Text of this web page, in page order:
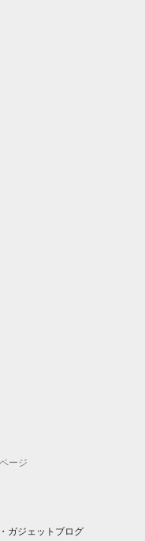
ージ
ガジェットブログ